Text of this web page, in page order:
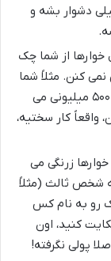
دشوار بشه و
خوارها از شما چک
کنن. مثلاً شما
۵۰۰ میلیون تومن می گیرید، اما دو تا چک ۵۰۰ میلیونی می
واقعاً کار سختیه،
زرنگی می
شخص ثالث (مثلاً
رو به نام کس
کنید، اون
پولی نگرفته!